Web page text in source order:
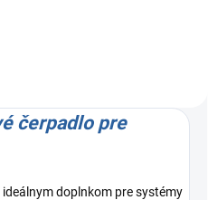
čerpadlo pre
doplnkom pre systémy